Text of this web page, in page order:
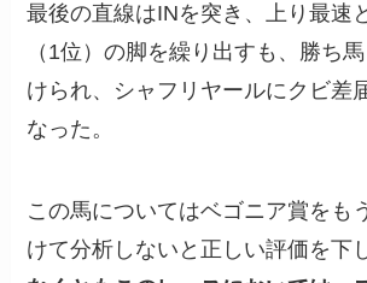
最後の直線はINを突き、上り最速
（1位）の脚を繰り出すも、勝ち
けられ、シャフリヤールにクビ差
なった。
この馬についてはベゴニア賞をも
けて分析しないと正しい評価を下